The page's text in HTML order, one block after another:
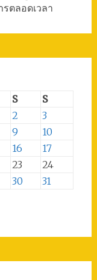
ตลอดเวลา
S
S
2
3
9
10
16
17
23
24
30 31